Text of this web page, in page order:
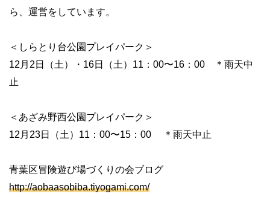
ら、運営をしています。
＜しらとり台公園プレイパーク＞
12月2日（土）・16日（土）11：00〜16：00 ＊雨天中
止
＜あざみ野西公園プレイパーク＞
12月23日（土）11：00〜15：00 ＊雨天中止
青葉区冒険遊び場づくりの会ブログ
http://aobaasobiba.tiyogami.com/